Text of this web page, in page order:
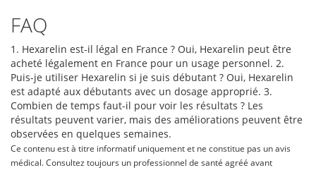
FAQ
1. Hexarelin est-il légal en France ? Oui, Hexarelin peut être
acheté légalement en France pour un usage personnel. 2.
Puis-je utiliser Hexarelin si je suis débutant ? Oui, Hexarelin
est adapté aux débutants avec un dosage approprié. 3.
Combien de temps faut-il pour voir les résultats ? Les
résultats peuvent varier, mais des améliorations peuvent être
observées en quelques semaines.
Ce contenu est à titre informatif uniquement et ne constitue pas un avis
médical. Consultez toujours un professionnel de santé agréé avant